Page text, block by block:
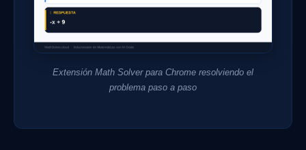
Extensión Math Solver para Chrome resolviendo el
problema paso a paso